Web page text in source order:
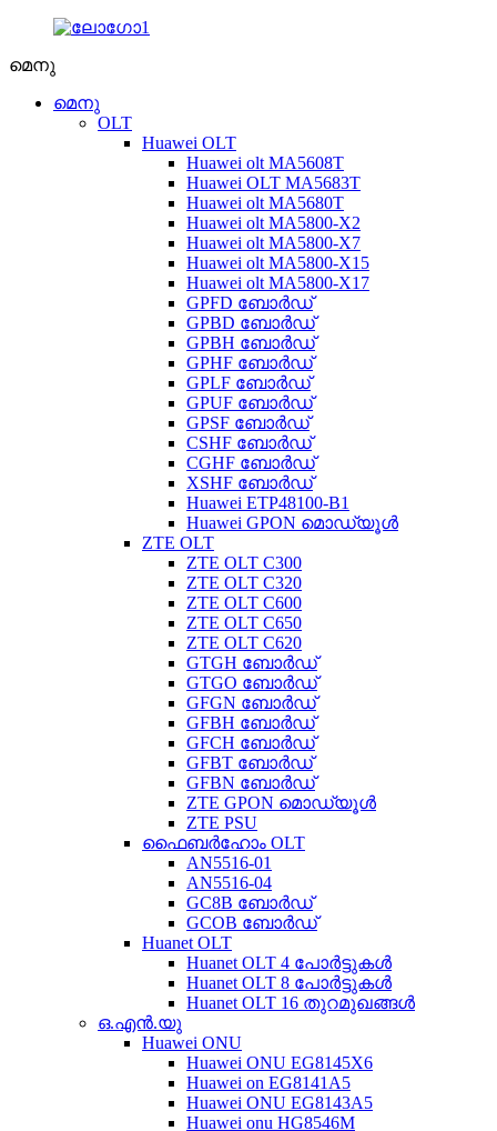
മെനു
മെനു
OLT
Huawei OLT
Huawei olt MA5608T
Huawei OLT MA5683T
Huawei olt MA5680T
Huawei olt MA5800-X2
Huawei olt MA5800-X7
Huawei olt MA5800-X15
Huawei olt MA5800-X17
GPFD ബോർഡ്
GPBD ബോർഡ്
GPBH ബോർഡ്
GPHF ബോർഡ്
GPLF ബോർഡ്
GPUF ബോർഡ്
GPSF ബോർഡ്
CSHF ബോർഡ്
CGHF ബോർഡ്
XSHF ബോർഡ്
Huawei ETP48100-B1
Huawei GPON മൊഡ്യൂൾ
ZTE OLT
ZTE OLT C300
ZTE OLT C320
ZTE OLT C600
ZTE OLT C650
ZTE OLT C620
GTGH ബോർഡ്
GTGO ബോർഡ്
GFGN ബോർഡ്
GFBH ബോർഡ്
GFCH ബോർഡ്
GFBT ബോർഡ്
GFBN ബോർഡ്
ZTE GPON മൊഡ്യൂൾ
ZTE PSU
ഫൈബർഹോം OLT
AN5516-01
AN5516-04
GC8B ബോർഡ്
GCOB ബോർഡ്
Huanet OLT
Huanet OLT 4 പോർട്ടുകൾ
Huanet OLT 8 പോർട്ടുകൾ
Huanet OLT 16 തുറമുഖങ്ങൾ
ഒ.എൻ.യു
Huawei ONU
Huawei ONU EG8145X6
Huawei on EG8141A5
Huawei ONU EG8143A5
Huawei onu HG8546M